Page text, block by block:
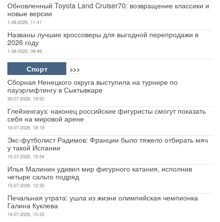
Обновленный Toyota Land Cruiser70: возвращение классики и
новые версии
1-08-2026, 11:41
Названы лучшие кроссоверы для выгодной перепродажи в
2026 году
1-08-2026, 09:49
Спорт >>>
Сборная Ненецкого округа выступила на турнире по
пауэрлифтингу в Сыктывкаре
30-07-2026, 19:50
Глейхенгауз: наконец российские фигуристы смогут показать
себя на мировой арене
19-07-2026, 18:19
Экс-футболист Радимов: Франции было тяжело отбирать мяч
у такой Испании
15-07-2026, 15:54
Илья Малинин удивил мир фигурного катания, исполнив
четыре сальто подряд
15-07-2026, 12:33
Печальная утрата: ушла из жизни олимпийская чемпионка
Галина Куклева
14-07-2026, 10:33